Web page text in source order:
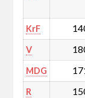
KrF
V
MDG
R